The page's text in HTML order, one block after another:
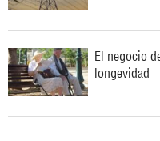
El negocio
longevidad